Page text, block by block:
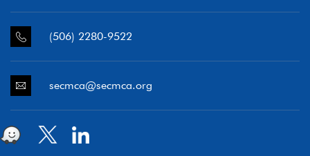
(506) 2280-9522
secmca@secmca.org